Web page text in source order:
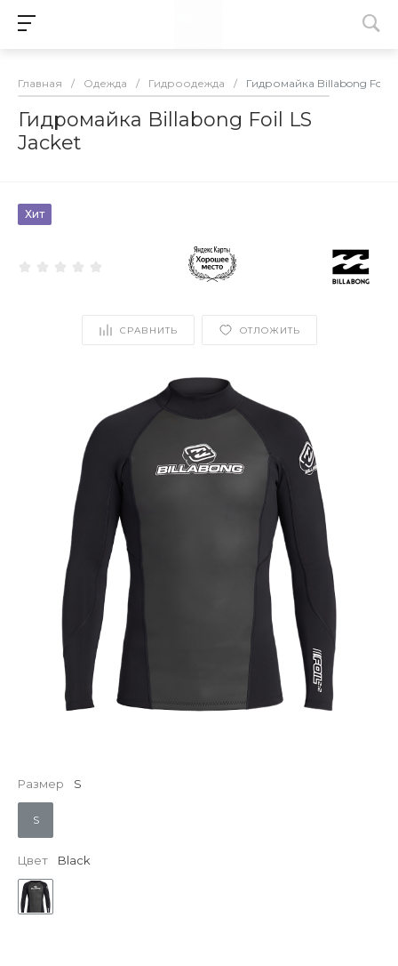
Главная / Одежда / Гидроодежда / Гидромайка Billabong Foil
Гидромайка Billabong Foil LS
Jacket
Хит
СРАВНИТЬ ОТЛОЖИТЬ
Размер S
S
Цвет Black